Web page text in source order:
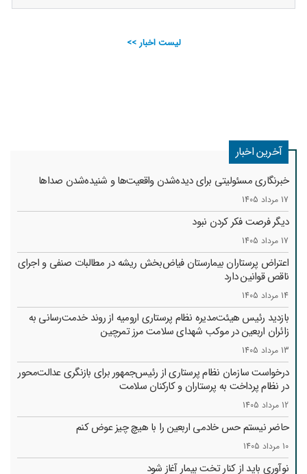
لیست اخبار >>
آخرین اخبار
خبرنگاری مسئولیتی برای دیده‌شدن واقعیت‌ها و شنیده‌شدن صداها
17 مرداد 1405
دیگر فرصت فکر کردن نبود
17 مرداد 1405
اعتراض پرستاران بیمارستان فیاض‌بخش ریشه در مطالبات صنفی و اجرای
ناقص قوانین دارد
14 مرداد 1405
بازدید رئیس هیئت‌مدیره نظام پرستاری ارومیه از روند خدمت‌رسانی به
زائران اربعین در موکب شهدای سلامت مرز تمرچین
13 مرداد 1405
درخواست سازمان نظام پرستاری از رئیس‌جمهور برای بازنگری عدالت‌محور
در نظام پرداخت به پرستاران و کارکنان سلامت
12 مرداد 1405
حاضر نیستم حس خادمی اربعین را با هیچ چیز عوض کنم
10 مرداد 1405
نوآوری باید از کنار تخت بیمار آغاز شود